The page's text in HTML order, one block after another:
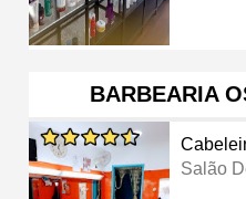
BARBEARIA
Salão